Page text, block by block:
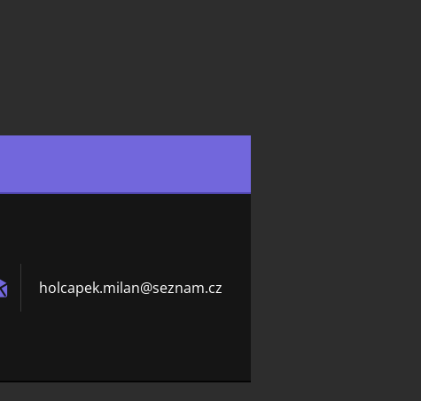
holcapek.milan@seznam.cz